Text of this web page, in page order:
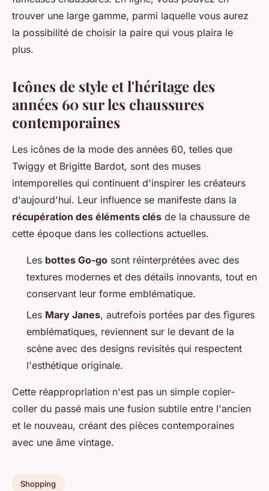
trouver une large gamme, parmi laquelle vous aurez
la possibilité de choisir la paire qui vous plaira le
plus.
Icônes de style et l'héritage des
années 60 sur les chaussures
contemporaines
Les icônes de la mode des années 60, telles que
Twiggy et Brigitte Bardot, sont des muses
intemporelles qui continuent d'inspirer les créateurs
d'aujourd'hui. Leur influence se manifeste dans la
récupération des éléments clés de la chaussure de
cette époque dans les collections actuelles.
Les bottes Go-go sont réinterprétées avec des
textures modernes et des détails innovants, tout en
conservant leur forme emblématique.
Les Mary Janes, autrefois portées par des figures
emblématiques, reviennent sur le devant de la
scène avec des designs revisités qui respectent
l'esthétique originale.
Cette réappropriation n'est pas un simple copier-
coller du passé mais une fusion subtile entre l'ancien
et le nouveau, créant des pièces contemporaines
avec une âme vintage.
Shopping